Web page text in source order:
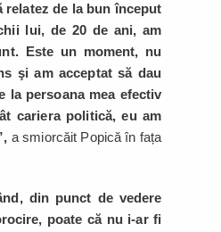
relatez de la bun început
lui, de 20 de ani, am
Este un moment, nu
şi am acceptat să dau
la persoana mea efectiv
cariera politică, eu am
a smiorcăit Popică în fața
din punct de vedere
poate că nu i-ar fi